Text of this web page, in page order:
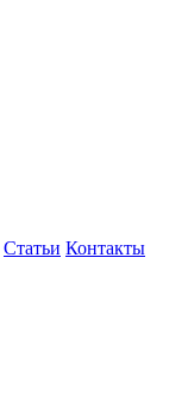
Cтатьи Контакты